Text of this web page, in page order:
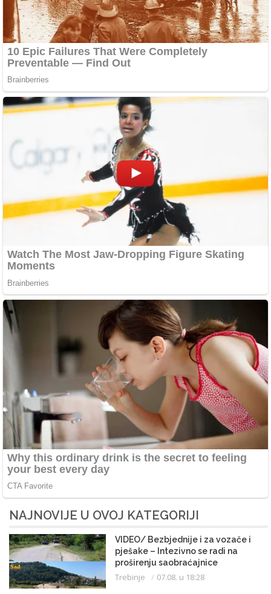
NAJNOVIJE U OVOJ KATEGORIJI
VIDEO/ Bezbjednije i za vozače i
pješake – Intezivno se radi na
proširenju saobraćajnice
Trebinje 07.08. u 18:28